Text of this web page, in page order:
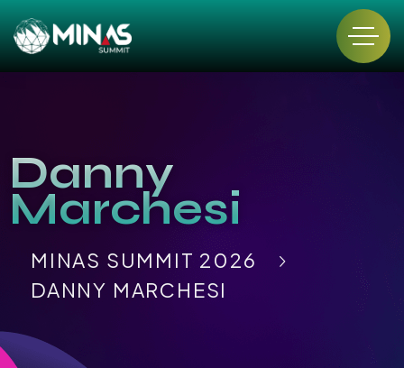
Danny
Marchesi
MINAS SUMMIT 2026
DANNY MARCHESI